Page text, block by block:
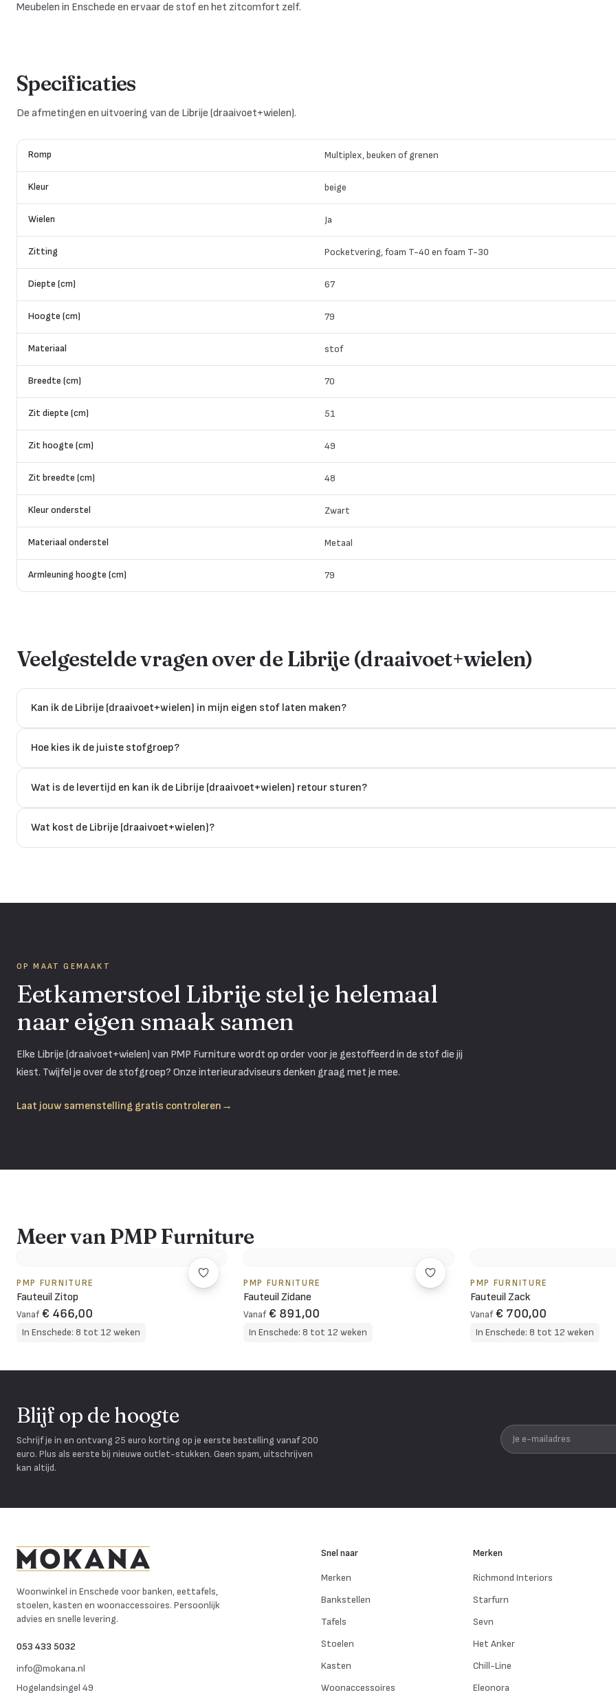
Meubelen in Enschede en ervaar de stof en het zitcomfort zelf.
Specificaties
De afmetingen en uitvoering van de Librije (draaivoet+wielen).
Romp Multiplex, beuken of grenen
Kleur beige
Wielen Ja
Zitting Pocketvering, foam T-40 en foam T-30
Diepte (cm) 67
Hoogte (cm) 79
Materiaal stof
Breedte (cm) 70
Zit diepte (cm) 51
Zit hoogte (cm) 49
Zit breedte (cm) 48
Kleur onderstel Zwart
Materiaal onderstel Metaal
Armleuning hoogte (cm) 79
Veelgestelde vragen over de Librije (draaivoet+wielen)
Kan ik de Librije (draaivoet+wielen) in mijn eigen stof laten maken?
Hoe kies ik de juiste stofgroep?
Wat is de levertijd en kan ik de Librije (draaivoet+wielen) retour sturen?
Wat kost de Librije (draaivoet+wielen)?
OP MAAT GEMAAKT
Eetkamerstoel Librije stel je helemaal
naar eigen smaak samen
Elke Librije (draaivoet+wielen) van PMP Furniture wordt op order voor je gestoffeerd in de stof die jij
kiest. Twijfel je over de stofgroep? Onze interieuradviseurs denken graag met je mee.
Laat jouw samenstelling gratis controleren →
Meer van PMP Furniture
PMP FURNITURE
Fauteuil Zitop
Vanaf € 466,00
In Enschede: 8 tot 12 weken
PMP FURNITURE
Fauteuil Zidane
Vanaf € 891,00
In Enschede: 8 tot 12 weken
PMP FURNITURE
Fauteuil Zack
Vanaf € 700,00
In Enschede: 8 tot 12 weken
Blijf op de hoogte
Schrijf je in en ontvang 25 euro korting op je eerste bestelling vanaf 200
euro. Plus als eerste bij nieuwe outlet-stukken. Geen spam, uitschrijven
kan altijd.
Je e-mailadres
Woonwinkel in Enschede voor banken, eettafels,
stoelen, kasten en woonaccessoires. Persoonlijk
advies en snelle levering.
053 433 5032
info@mokana.nl
Hogelandsingel 49
Snel naar
Merken
Bankstellen
Tafels
Stoelen
Kasten
Woonaccessoires
Merken
Richmond Interiors
Starfurn
Sevn
Het Anker
Chill-Line
Eleonora